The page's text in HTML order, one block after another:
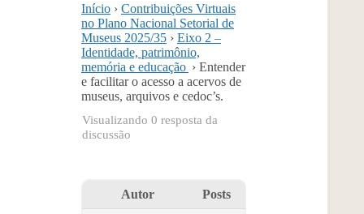
Início › Contribuições Virtuais
no Plano Nacional Setorial de
Museus 2025/35 › Eixo 2 –
Identidade, patrimônio,
memória e educação › Entender
e facilitar o acesso a acervos de
museus, arquivos e cedoc’s.
Visualizando 0 resposta da
discussão
Autor Posts